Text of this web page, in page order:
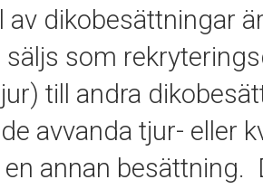
av dikobesättningar
säljs som
till andra
avvanda tjur- eller
en annan besättning.